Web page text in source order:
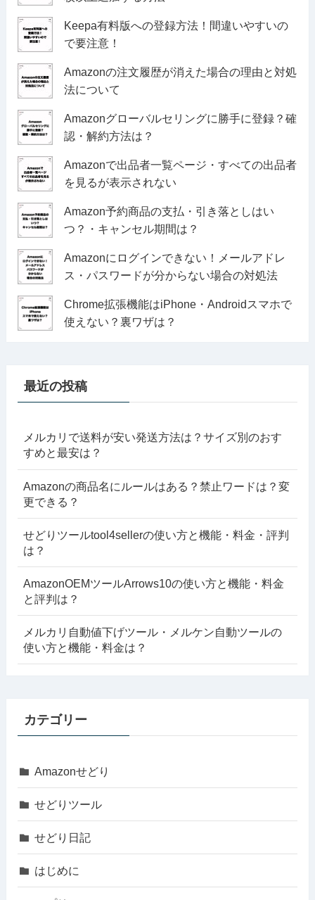
Keepa有料版への登録方法！間違いやすいの
で要注意！
Amazonの注文履歴が消えた場合の理由と対処
法について
Amazonグローバルセリングに勝手に登録？確
認・解約方法は？
Amazonで出品者一覧ページ・すべての出品者
を見るが表示されない
Amazon予約商品の支払・引き落としはい
つ？・キャンセル期間は？
Amazonにログインできない！メールアドレ
ス・パスワードが分からない場合の対処法
Chrome拡張機能はiPhone・Androidスマホで
使えない？裏ワザは？
最近の投稿
メルカリで送料が安い発送方法は？サイズ別のおす
すめと最安は？
Amazonの商品名にルールはある？禁止ワードは？変
更できる？
せどりツールtool4sellerの使い方と機能・料金・評判
は？
AmazonOEMツールArrows10の使い方と機能・料金
と評判は？
メルカリ自動値下げツール・メルケン自動ツールの
使い方と機能・料金は？
カテゴリー
Amazonせどり
せどりツール
せどり日記
はじめに